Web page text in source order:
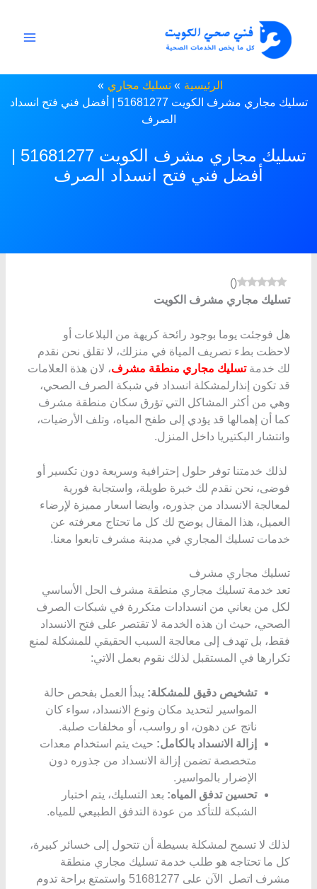
المحتوى
الرئيسية
تسليك مجاري
تسليك مجاري مشرف الكويت 51681277 | أفضل فني فتح انسداد
الصرف
أفضل فني فتح انسداد الصرف
(
)
تسليك مجاري مشرف الكويت
هل فوجئت يوما بوجود رائحة كريهة من البلاعات أو
لاحظت بطء تصريف المياة في منزلك، لا تقلق نحن نقدم
لك خدمةتسليك مجاري منطقة مشرف، لان هذة العلامات
قد تكون إنذارلمشكلة انسداد في شبكة الصرف الصحي،
وهي من أكثر المشاكل التي تؤرق سكان منطقة مشرف
كما أن إهمالها قد يؤدي إلى طفح المياه، وتلف الأرضيات،
وانتشار البكتيريا داخل المنزل.
لذلك خدمتنا توفر حلول إحترافية وسريعة دون تكسير أو
فوضى، نحن نقدم لك خبرة طويلة، واستجابة فورية
لمعالجة الانسداد من جذوره، وايضا اسعار مميزة لإرضاء
العميل، هذا المقال يوضح لك كل ما تحتاج معرفته عن
خدمات تسليك المجاري في مدينة مشرف تابعوا معنا.
تسليك مجاري مشرف
تعد خدمة تسليك مجاري منطقة مشرف الحل الأساسي
لكل من يعاني من انسدادات متكررة في شبكات الصرف
الصحي، حيث ان هذه الخدمة لا تقتصر على فتح الانسداد
فقط، بل تهدف إلى معالجة السبب الحقيقي للمشكلة لمنع
تكرارها في المستقبل لذلك نقوم بعمل الاتي:
تشخيص دقيق للمشكلة: يبدأ العمل بفحص حالة
المواسير لتحديد مكان ونوع الانسداد، سواء كان
ناتج عن دهون، او رواسب، أو مخلفات صلبة.
إزالة الانسداد بالكامل: حيث يتم استخدام معدات
متخصصة تضمن إزالة الانسداد من جذوره دون
الإضرار بالمواسير.
تحسين تدفق المياه: بعد التسليك، يتم اختبار
الشبكة للتأكد من عودة التدفق الطبيعي للمياه.
لذلك لا تسمح لمشكلة بسيطة أن تتحول إلى خسائر كبيرة،
كل ما تحتاجه هو طلب خدمة تسليك مجاري منطقة
مشرف اتصل الآن على 51681277 واستمتع براحة تدوم